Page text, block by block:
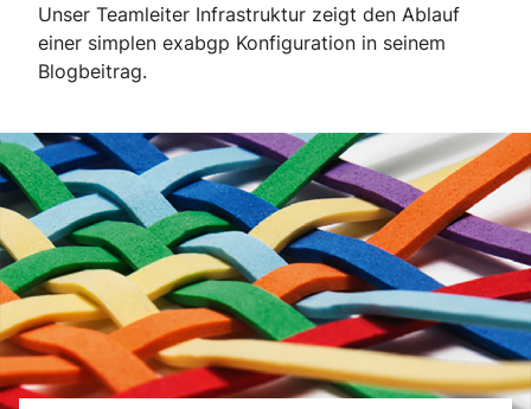
Unser Teamleiter Infrastruktur zeigt den Ablauf
einer simplen exabgp Konfiguration in seinem
Blogbeitrag.